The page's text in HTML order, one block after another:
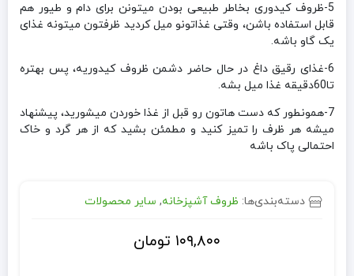
5-ظروف کیدوری بخاطر طبیعی بودن میتونن برای دام و طیور هم
قابل استفاده باشن، وقتی غذاتونو میل کردید ظرفتون میتونه غذای
یک گاو باشه.
6-غذای رقیق داغ در حال حاضر دشمن ظروف کیدوریه، پس بهتره
تا60دقیقه غذا میل بشه.
7-همونطور که دست هاتون رو قبل از غذا خوردن میشورید، پیشنهاد
میشه هر ظرف را تمیز کنید و مطمئن بشید که از هر گرد و خاک
احتمالی پاک باشه
دسته‌بندی‌ها: ظروف آشپزخانه, سایر محصولات
۱۰۹,۸۰۰ تومان